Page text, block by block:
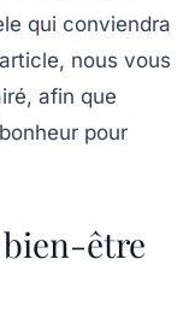
qui conviendra
nous vous
afin que
pour
bien-être